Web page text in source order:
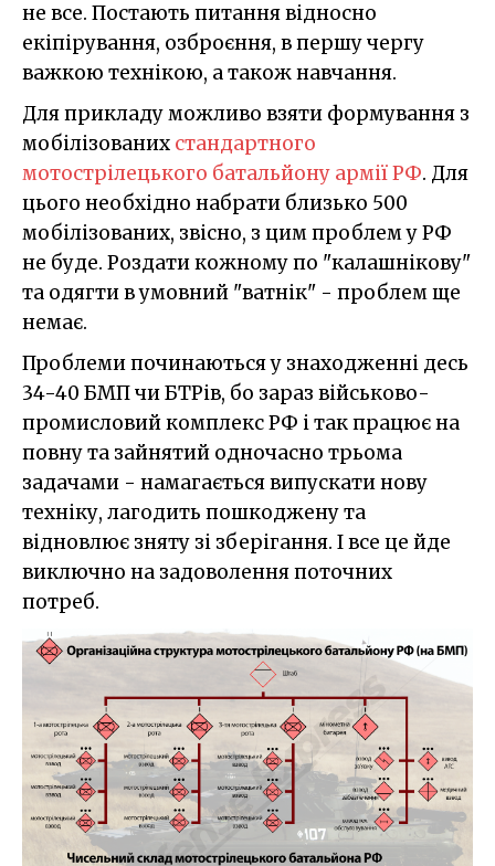
не все. Постають питання відносно
екіпірування, озброєння, в першу чергу
важкою технікою, а також навчання.
Для прикладу можливо взяти формування з
мобілізованих стандартного
мотострілецького батальйону армії РФ. Для
цього необхідно набрати близько 500
мобілізованих, звісно, з цим проблем у РФ
не буде. Роздати кожному по "калашнікову"
та одягти в умовний "ватнік" - проблем ще
немає.
Проблеми починаються у знаходженні десь
34-40 БМП чи БТРів, бо зараз військово-
промисловий комплекс РФ і так працює на
повну та зайнятий одночасно трьома
задачами - намагається випускати нову
техніку, лагодить пошкоджену та
відновлює зняту зі зберігання. І все це йде
виключно на задоволення поточних
потреб.